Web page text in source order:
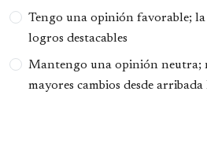
Tengo una opinión favorable;
logros destacables
Mantengo una opinión neutra;
mayores cambios desde